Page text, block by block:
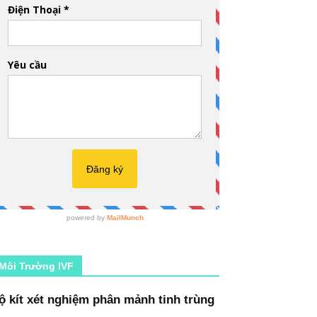
Trường IVF
kít xét nghiệm phân mảnh tinh trùng